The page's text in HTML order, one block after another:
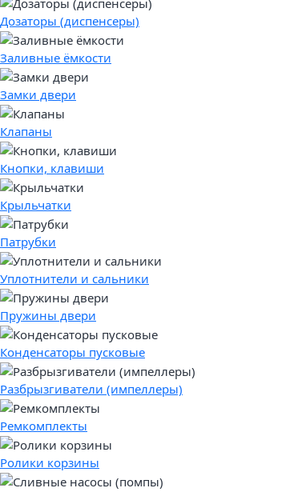
Дозаторы (диспенсеры)
Заливные ёмкости
Замки двери
Клапаны
Кнопки, клавиши
Крыльчатки
Патрубки
Уплотнители и сальники
Пружины двери
Конденсаторы пусковые
Разбрызгиватели (импеллеры)
Ремкомплекты
Ролики корзины